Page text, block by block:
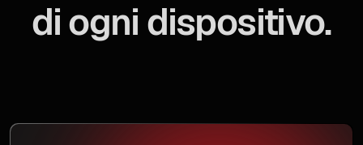
di ogni dispositivo.